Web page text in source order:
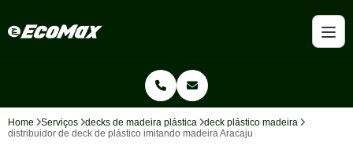
Home Serviços decks de madeira plástica
deck plástico madeira
distribuidor de deck de plástico imitando madeira Aracaju